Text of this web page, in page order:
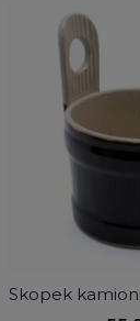
Skopek